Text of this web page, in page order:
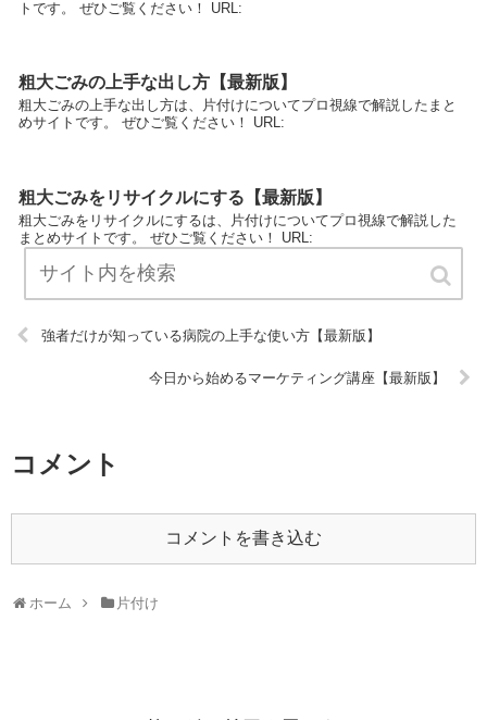
トです。 ぜひご覧ください！ URL:
粗大ごみの上手な出し方【最新版】
粗大ごみの上手な出し方は、片付けについてプロ視線で解説したまと
めサイトです。 ぜひご覧ください！ URL:
粗大ごみをリサイクルにする【最新版】
粗大ごみをリサイクルにするは、片付けについてプロ視線で解説した
まとめサイトです。 ぜひご覧ください！ URL:
強者だけが知っている病院の上手な使い方【最新版】
今日から始めるマーケティング講座【最新版】
コメント
コメントを書き込む
ホーム 片付け